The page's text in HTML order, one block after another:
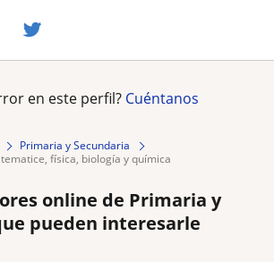
en este perfil? Cuéntanos
Primaria y Secundaria
física, biología y química
online de Primaria y
pueden interesarle